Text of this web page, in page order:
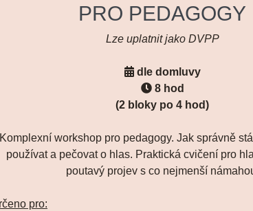
PRO PEDAGOGY
Lze uplatnit jako DVPP
dle domluvy
8 hod
(2 bloky po 4 hod)
Komplexní workshop pro pedagogy. Jak správně
používat a pečovat o hlas. Praktická cvičení pro
poutavý projev s co nejmenší
pro: